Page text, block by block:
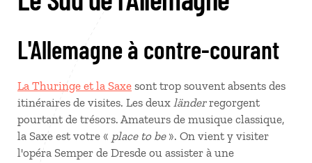
L'Allemagne à contre-courant
La Thuringe et la Saxe sont trop souvent absents des
itinéraires de visites. Les deux länderregorgent
pourtant de trésors. Amateurs de musique classique,
la Saxe est votre « place to be». On vient y visiter
l'opéra Semper de Dresde ou assister à une